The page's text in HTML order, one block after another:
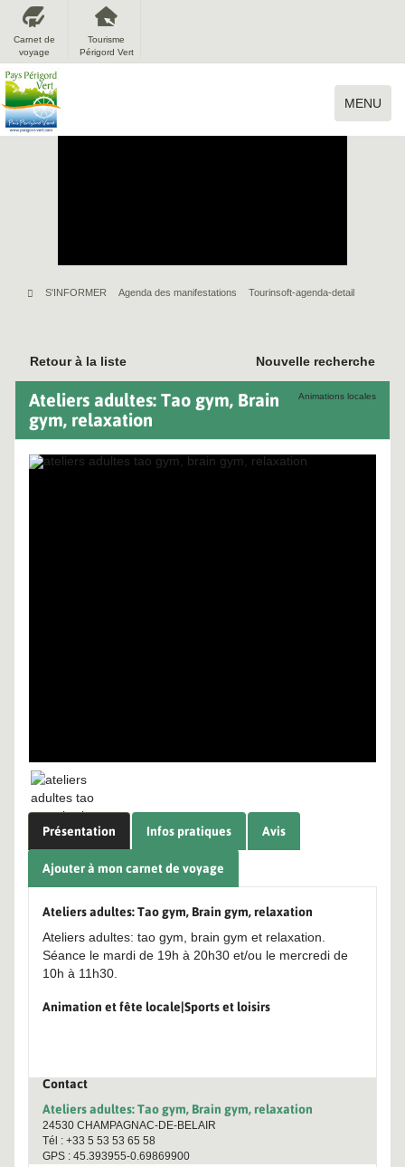
Carnet de
voyage
Tourisme
Périgord Vert
MENU
S'INFORMER Agenda des manifestations Tourinsoft-agenda-detail
Nouvelle recherche
Retour à la liste
Animations locales
Ateliers adultes: Tao gym, Brain
gym, relaxation
Présentation Infos pratiques Avis
Ajouter à mon carnet de voyage
Ateliers adultes: Tao gym, Brain gym, relaxation
Ateliers adultes: tao gym, brain gym et relaxation.
Séance le mardi de 19h à 20h30 et/ou le mercredi de
10h à 11h30.
Animation et fête locale|Sports et loisirs
Contact
Ateliers adultes: Tao gym, Brain gym, relaxation
24530 CHAMPAGNAC-DE-BELAIR
Tél : +33 5 53 53 65 58
GPS : 45.393955-0.69869900